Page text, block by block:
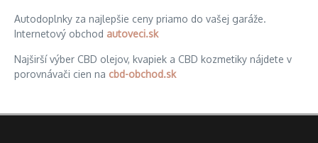
Autodoplnky za najlepšie ceny priamo do vašej garáže.
Internetový obchod autoveci.sk
Najširší výber CBD olejov, kvapiek a CBD kozmetiky nájdete v
porovnávači cien na cbd-obchod.sk